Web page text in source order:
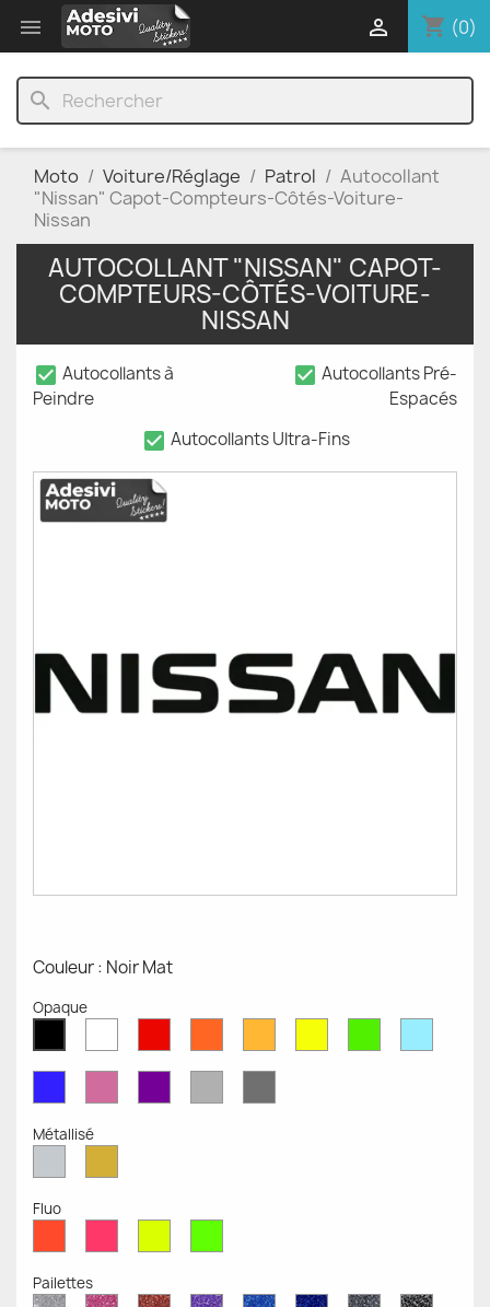
 shopping_cart (0)

search
Moto Voiture/Réglage Patrol
Autocollant
"Nissan" Capot-Compteurs-Côtés-Voiture-
Nissan
AUTOCOLLANT "NISSAN" CAPOT-
COMPTEURS-CÔTÉS-VOITURE-
NISSAN
check_box Autocollants à
Peindre
check_box Autocollants Pré-
Espacés
check_box Autocollants Ultra-Fins
Couleur : Noir Mat
Opaque
Mat
Mat
Mat
Mat
Mate
OpaqueMat
Opaque
Mat
Mat
Mat
Clair
Foncé
Métallisé
MétalliséMétallique
Fluo
Fluo
Fluo
Fluo
Fluo
Pailettes